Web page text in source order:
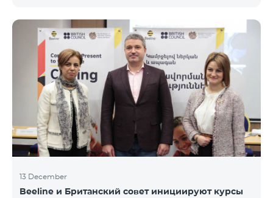
ассоциация» и при содействии Beeline.
Награждение проводится с целью дать оценку
проделанной работе в сфере общественных
связей и коммуникаций, одновременно озвучить
имеющиеся в сфере проблемы, достижения и
вызовы. Армянская PR-ассоциация в течение года
проводила мониторинг происходящих в этой
области событий на основе
13 December
Beeline и Британский совет инициируют курсы